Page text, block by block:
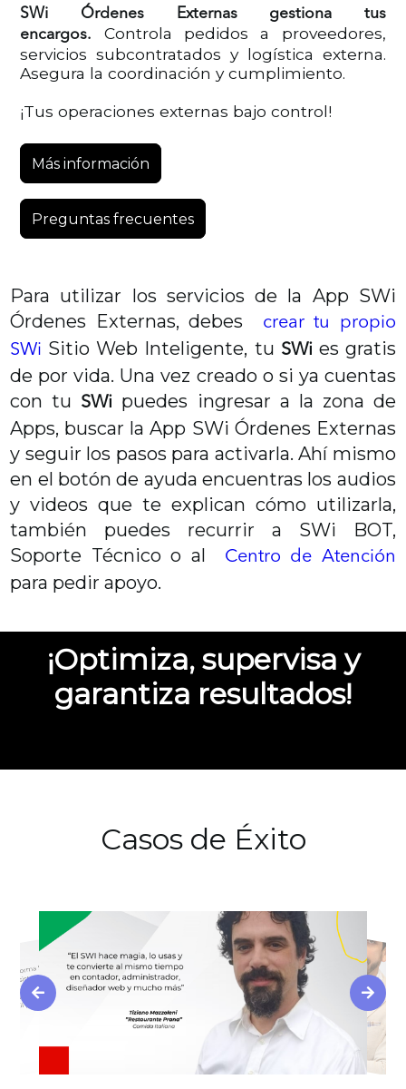
SWi Órdenes Externas gestiona tus
encargos.
Controla pedidos a proveedores,
servicios subcontratados y logística externa.
Asegura la coordinación y cumplimiento.
¡Tus operaciones externas bajo control!
Más información
Preguntas frecuentes
Para utilizar los servicios de la App SWi
Órdenes Externas, debes
crear tu propio
SWi Sitio Web Inteligente, tu SWies gratis
de por vida. Una vez creado o si ya cuentas
con tu SWi puedes ingresar a la zona de
Apps, buscar la App SWi Órdenes Externas
y seguir los pasos para activarla. Ahí mismo
en el botón de ayuda encuentras los audios
y videos que te explican cómo utilizarla,
también puedes recurrir a SWi BOT,
Soporte Técnico o al
Centro de Atención
para pedir apoyo.
¡Optimiza, supervisa y
garantiza resultados!
Casos de Éxito